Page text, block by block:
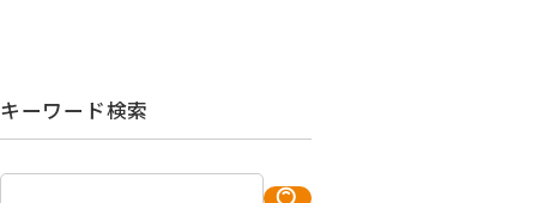
健康経営の取り組み
キーワード検索